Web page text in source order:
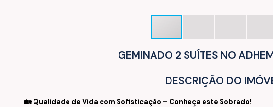
GEMINADO 2 SUÍTES NO
DESCRIÇÃO DO
🏡 Qualidade de Vida com Sofisticação – Conheça este Sobrado!